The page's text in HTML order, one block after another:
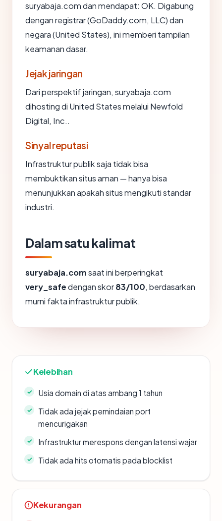
suryabaja.com dan mendapat: OK. Digabung
dengan registrar (GoDaddy.com, LLC) dan
negara (United States), ini memberi tampilan
keamanan dasar.
Jejak jaringan
Dari perspektif jaringan, suryabaja.com
dihosting di United States melalui Newfold
Digital, Inc..
Sinyal reputasi
Infrastruktur publik saja tidak bisa
membuktikan situs aman — hanya bisa
menunjukkan apakah situs mengikuti standar
industri.
Dalam satu kalimat
suryabaja.comsaat ini berperingkat
very_safedengan skor83/100, berdasarkan
murni fakta infrastruktur publik.
Kelebihan
Usia domain di atas ambang 1 tahun
Tidak ada jejak pemindaian port
mencurigakan
Infrastruktur merespons dengan latensi wajar
Tidak ada hits otomatis pada blocklist
Kekurangan